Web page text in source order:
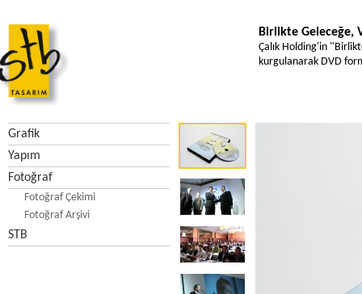
Birlikte Geleceğe,
Çalık Holding'in
kurgulanarak DVD
Grafik
Yapım
Fotoğraf
Fotoğraf Çekimi
Fotoğraf Arşivi
STB